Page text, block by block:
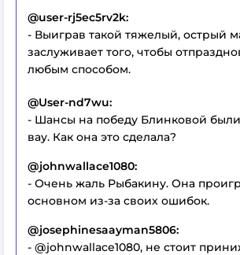
@user-rj5ec5rv2k:
- Выиграв такой тяжелый, острый
заслуживает того, чтобы
любым способом.
@User-nd7wu:
- Шансы на победу Блинковой были
вау. Как она это сделала?
@johnwallace1080:
- Очень жаль Рыбакину. Она
основном из-за своих ошибок.
@josephinesaayman5806:
- @johnwallace1080, не стоит